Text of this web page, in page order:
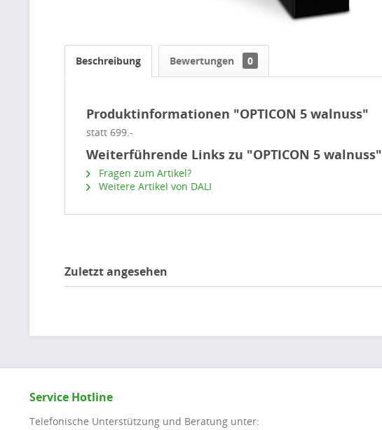
Beschreibung Bewertungen 0
Produktinformationen "OPTICON 5 walnuss"
statt 699.-
Weiterführende Links zu "OPTICON 5 walnuss"
Fragen zum Artikel?
Weitere Artikel von DALI
Zuletzt angesehen
Service Hotline
Telefonische Unterstützung und Beratung unter: